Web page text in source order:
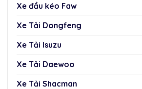
Xe đầu kéo Faw
Xe Tải Dongfeng
Xe Tải Isuzu
Xe Tải Daewoo
Xe Tải Shacman